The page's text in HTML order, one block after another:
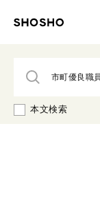
本文検索